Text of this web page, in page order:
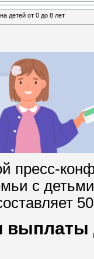
детей от 0 до 8 лет
пресс-
с